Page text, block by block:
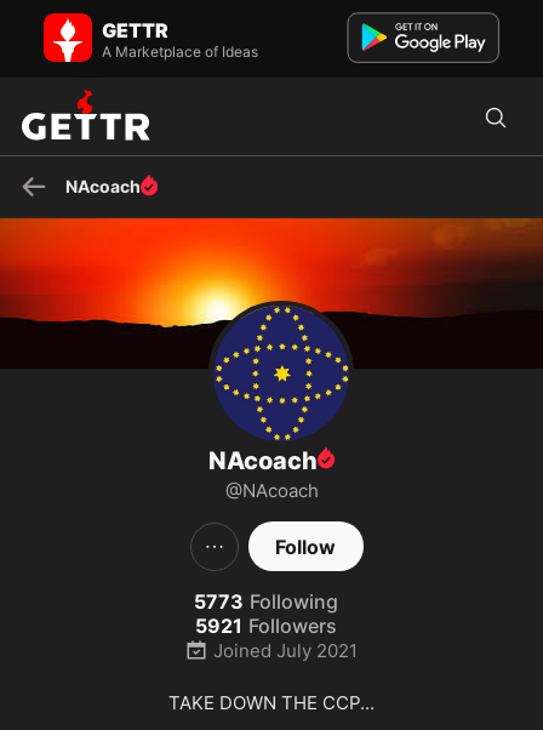
NAcoach on GETTR - Profile and Posts
TAKE DOWN THE CCP...
GETTR
A Marketplace of Ideas
NAcoach
NAcoach
@NAcoach
Follow
5773 Following
5921 Followers
Joined July 2021
TAKE DOWN THE CCP...